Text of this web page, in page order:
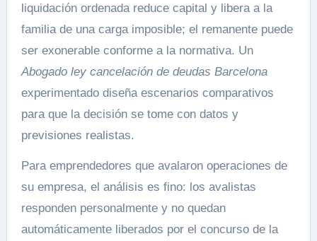
liquidación ordenada reduce capital y libera a la
familia de una carga imposible; el remanente puede
ser exonerable conforme a la normativa. Un
Abogado ley cancelación de deudas Barcelona
experimentado diseña escenarios comparativos
para que la decisión se tome con datos y
previsiones realistas.
Para emprendedores que avalaron operaciones de
su empresa, el análisis es fino: los avalistas
responden personalmente y no quedan
automáticamente liberados por el concurso de la